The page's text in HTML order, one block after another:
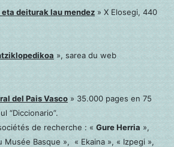
deiturak lau mendez » X Elosegi, 440
», sarea du web
del Pais Vasco » 35.000 pages en 75
“Diccionario”.
de recherche : « Gure Herria »,
Musée Basque », « Ekaina », « Izpegi »,